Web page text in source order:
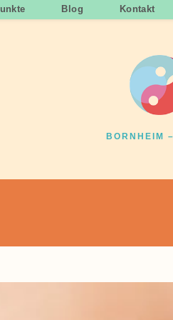
Blog Kontakt
BORNHEIM